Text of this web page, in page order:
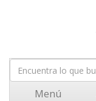
Menú